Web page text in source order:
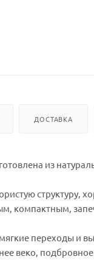
ДОСТАВКА
из
структуру,
компактным,
переходы и
веко,